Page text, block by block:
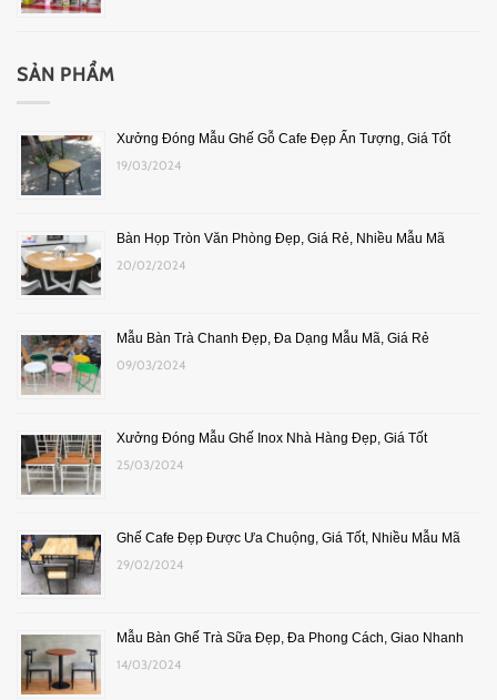
SẢN PHẨM
Xưởng Đóng Mẫu Ghế Gỗ Cafe Đẹp Ấn Tượng, Giá Tốt
19/03/2024
Bàn Họp Tròn Văn Phòng Đẹp, Giá Rẻ, Nhiều Mẫu Mã
20/02/2024
Mẫu Bàn Trà Chanh Đẹp, Đa Dạng Mẫu Mã, Giá Rẻ
09/03/2024
Xưởng Đóng Mẫu Ghế Inox Nhà Hàng Đẹp, Giá Tốt
25/03/2024
Ghế Cafe Đẹp Được Ưa Chuộng, Giá Tốt, Nhiều Mẫu Mã
29/02/2024
Mẫu Bàn Ghế Trà Sữa Đẹp, Đa Phong Cách, Giao Nhanh
14/03/2024